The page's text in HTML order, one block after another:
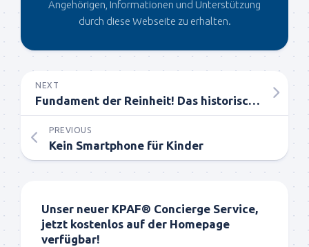
Angehörigen, Informationen und Unterstützung
durch diese Webseite zu erhalten.
NEXT
Fundament der Reinheit! Das historische Protokoll von Dr. Coldwell
PREVIOUS
Kein Smartphone für Kinder
Unser neuer KPAF® Concierge Service,
jetzt kostenlos auf der Homepage
verfügbar!